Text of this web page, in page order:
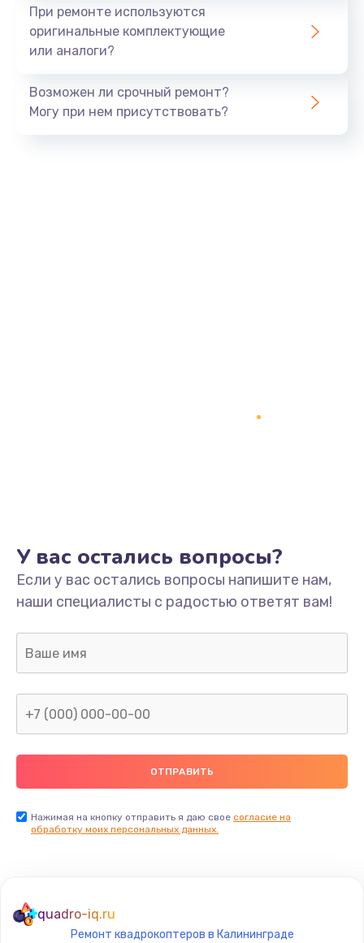
При ремонте используются
оригинальные комплектующие
или аналоги?
Возможен ли срочный ремонт?
Могу при нем присутствовать?
У вас остались вопросы?
Если у вас остались вопросы напишите нам,
наши специалисты с радостью ответят вам!
Нажимая на кнопку отправить я даю свое согласие на
обработку моих персональных данных.
quadro-iq.ru
Ремонт квадрокоптеров в Калининграде